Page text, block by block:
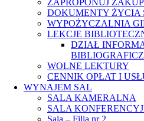
ZAPROPONUJ
DOKUMENTY ŻYCIA
WYPOŻYCZALNIA
LEKCJE
DZIAŁ
WOLNE LEKTURY
CENNIK OPŁAT I
WYNAJEM SAL
SALA KAMERALNA
SALA
Sala – Filia nr 2